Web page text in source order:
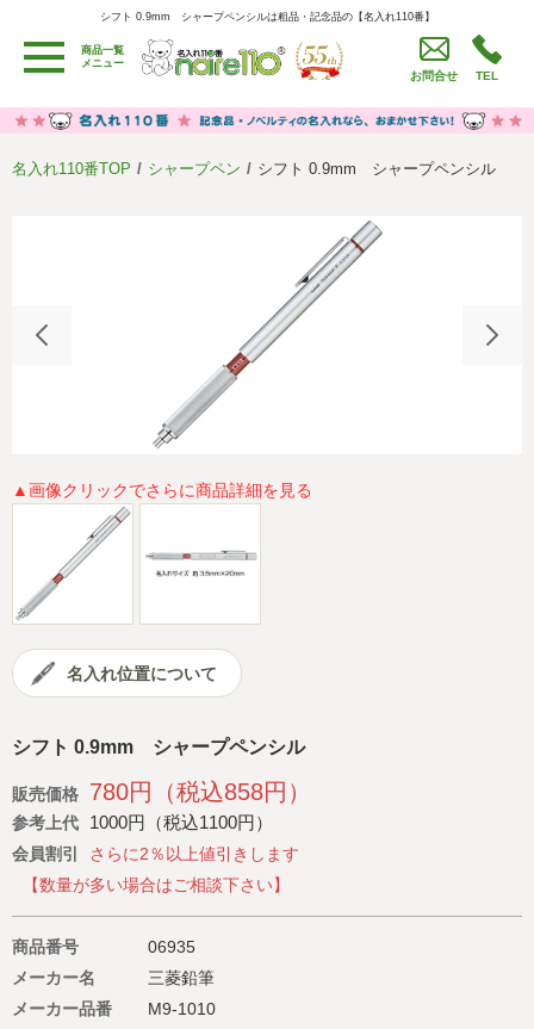
シフト 0.9mm シャープペンシルは粗品・記念品の【名入れ110番】
シフト 0.9mm シャープペンシルは粗品・記念品の【名入れ110番】
商品一覧
メニュー
お問合せ TEL
用途別カテゴリ
卒園・卒業記念品
労働組合・設立記念・周年記念
うちわ・扇子・ファン
イベント・パーティーグッズ
セール品グッズ
名入れについて
著作権と推奨環境について
よくある質問 採用情報
会社概要
名入れ110番TOP シャープペン シフト 0.9mm シャープペンシル
▲画像クリックでさらに商品詳細を見る
名入れ位置について
シフト 0.9mm シャープペンシル
販売価格 780円（税込858円）
参考上代 1000円（税込1100円）
会員割引
さらに2％以上値引きします
【数量が多い場合はご相談下さい】
商品番号
06935
メーカー名
三菱鉛筆
メーカー品番
M9-1010